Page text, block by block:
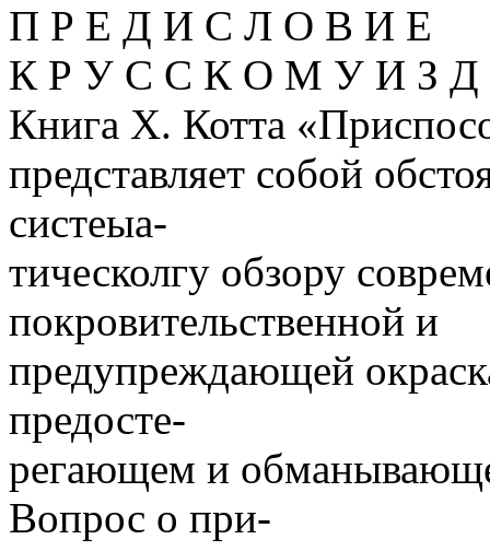
П Р Е Д И С Л О В И Е
К Р У С С К О М У И З
Книга X. Котта
представляет собой
систеыа-
тическолгу обзору
покровительственной и
предупреждающей
предосте-
регающем и
Вопрос о при-